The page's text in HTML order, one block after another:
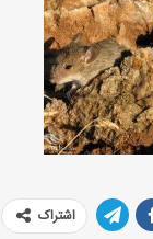
اشتراک